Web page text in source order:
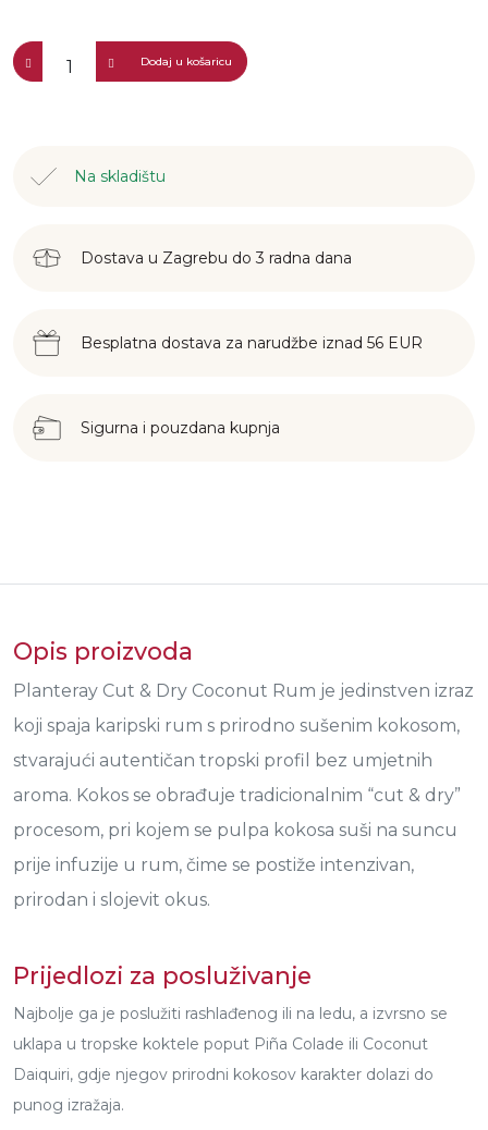
Na skladištu
Dostava u Zagrebu do 3 radna dana
Besplatna dostava za narudžbe iznad 56 EUR
Sigurna i pouzdana kupnja
Dodaj u košaricu
Opis proizvoda
Planteray Cut & Dry Coconut Rum je jedinstven izraz
koji spaja karipski rum s prirodno sušenim kokosom,
stvarajući autentičan tropski profil bez umjetnih
aroma. Kokos se obrađuje tradicionalnim “cut & dry”
procesom, pri kojem se pulpa kokosa suši na suncu
prije infuzije u rum, čime se postiže intenzivan,
prirodan i slojevit okus.
Prijedlozi za posluživanje
Najbolje ga je poslužiti rashlađenog ili na ledu, a izvrsno se
uklapa u tropske koktele poput Piña Colade ili Coconut
Daiquiri, gdje njegov prirodni kokosov karakter dolazi do
punog izražaja.